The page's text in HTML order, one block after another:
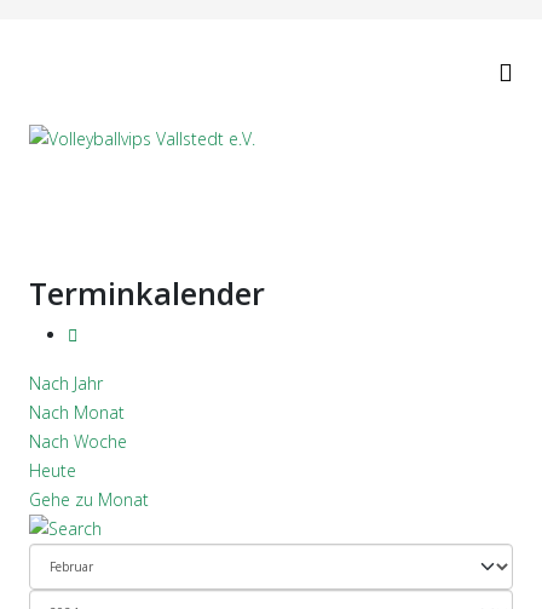
Terminkalender
Nach Jahr
Nach Monat
Nach Woche
Heute
Gehe zu Monat